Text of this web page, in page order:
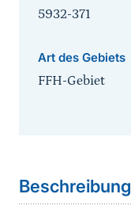
5932-371
Art des Gebiets
FFH-Gebiet
Beschreibung